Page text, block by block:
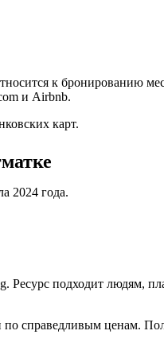
к бронированию
и Airbnb.
карт.
2024 года.
Ресурс подходит людям,
справедливым ценам.